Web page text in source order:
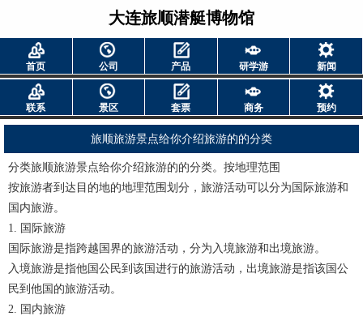
大连旅顺潜艇博物馆
首页 公司 产品 研学游 新闻
联系 景区 套票 商务 预约
旅顺旅游景点给你介绍旅游的的分类
分类旅顺旅游景点给你介绍旅游的的分类。按地理范围
按旅游者到达目的地的地理范围划分，旅游活动可以分为国际旅游和
国内旅游。
1. 国际旅游
国际旅游是指跨越国界的旅游活动，分为入境旅游和出境旅游。
入境旅游是指他国公民到该国进行的旅游活动，出境旅游是指该国公
民到他国的旅游活动。
2. 国内旅游